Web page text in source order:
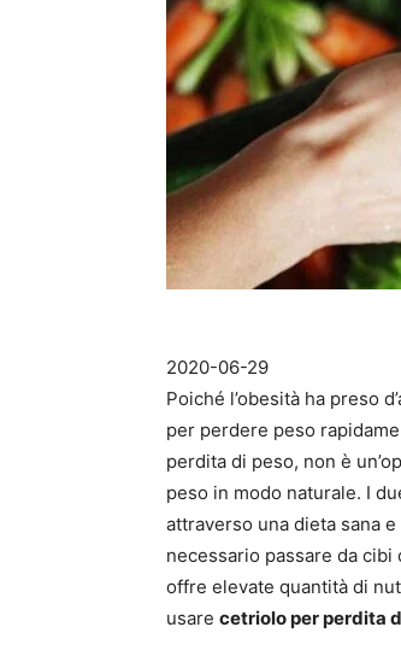
2020-06-29
Poiché l’obesità ha preso
per perdere peso
perdita di peso, non è
peso in modo naturale. I
attraverso una dieta sana
necessario passare da
offre elevate quantità di
usare cetriolo per perdita